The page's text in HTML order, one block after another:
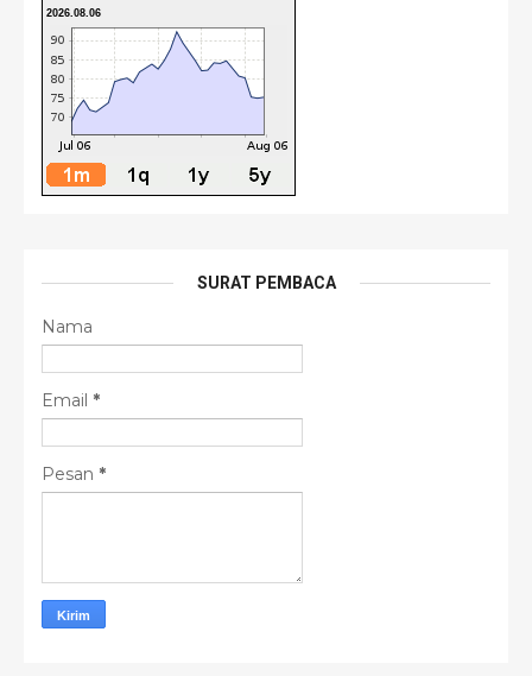
2026.08.06
SURAT PEMBACA
Nama
Email *
Pesan *